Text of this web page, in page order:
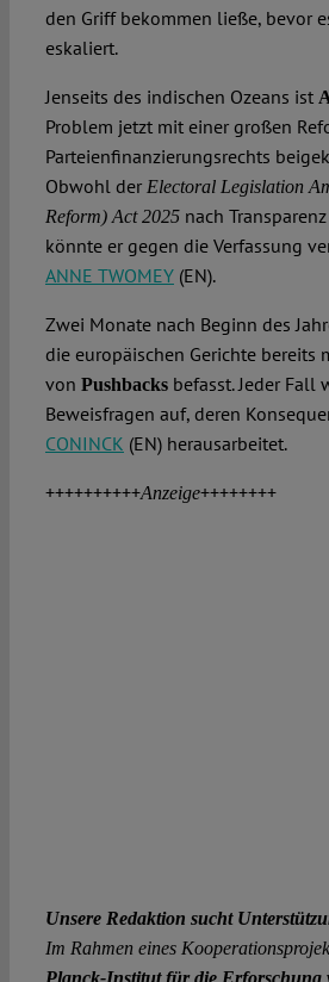
den Griff bekommen ließe, bevor
eskaliert.
Jenseits des indischen Ozeans ist
Problem jetzt mit einer großen
Parteienfinanzierungsrechts
Obwohl der Electoral Legislation
Reform) Act 2025 nach
könnte er gegen die Verfassung
ANNE TWOMEY(EN).
Zwei Monate nach Beginn des
die europäischen Gerichte bereits
von Pushbacksbefasst. Jeder Fall
Beweisfragen auf, deren
CONINCK (EN) herausarbeitet.
++++++++++Anzeige++++++++
Unsere Redaktion sucht
Im Rahmen eines
Planck-Institut für die Erforschung